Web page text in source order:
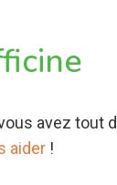
avez tout
aider !